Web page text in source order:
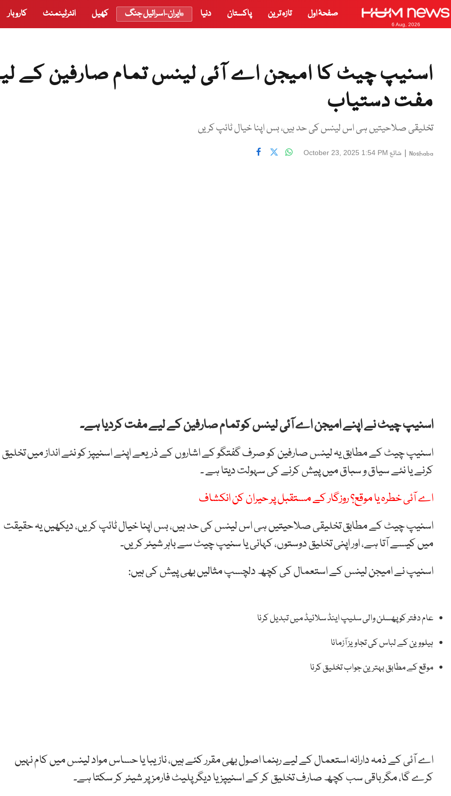
6 Aug, 2026
صفحۂ اول تازہ ترین پاکستان دنیا ایران-اسرائیل جنگ کھیل انٹرٹینمنٹ کاروبار
اسنیپ چیٹ کا امیجن اے آئی لینس تمام صارفین کے
مفت دستیاب
تخلیقی صلاحیتیں ہی اس لینس کی حد ہیں، بس اپنا خیال ٹائپ کریں
Noshaba
| شائع October 23, 2025 1:54 PM
اسنیپ چیٹ نے اپنے امیجن اے آئی لینس کو تمام صارفین کے لیے مفت کردیا ہے۔
اسنیپ چیٹ کے مطابق یہ لینس صارفین کو صرف گفتگو کے اشاروں کے ذریعے اپنے اسنیپز کو نئے انداز میں تخلیق
کرنے یا نئے سیاق و سباق میں پیش کرنے کی سہولت دیتا ہے ۔
اے آئی خطرہ یا موقع؟ روزگار کے مستقبل پر حیران کن انکشاف
اسنیپ چیٹ کے مطابق تخلیقی صلاحیتیں ہی اس لینس کی حد ہیں، بس اپنا خیال ٹائپ کریں، دیکھیں یہ حقیقت
میں کیسے آتا ہے، اور اپنی تخلیق دوستوں، کہانی یا سنیپ چیٹ سے باہر شیئر کریں۔
اسنیپ نے امیجن لینس کے استعمال کی کچھ دلچسپ مثالیں بھی پیش کی ہیں:
عام دفتر کو پھسلن والی سلیپ اینڈ سلائیڈ میں تبدیل کرنا
ہیلووین کے لباس کی تجاویز آزمانا
موقع کے مطابق بہترین جواب تخلیق کرنا
اے آئی کے ذمہ دارانہ استعمال کے لیے رہنما اصول بھی مقرر کئے ہیں، نازیبا یا حساس مواد لینس میں کام نہیں
کرے گا، مگر باقی سب کچھ صارف تخلیق کر کے اسنیپز یا دیگر پلیٹ فارمز پر شیئر کر سکتا ہے۔